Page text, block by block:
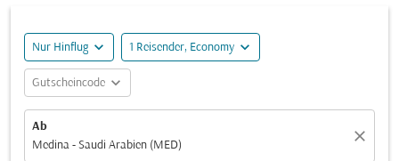
Nur Hinflug expand_more 1 Reisender, Economy expand_more
Gutscheincode expand_more
Ab
Medina - Saudi Arabien (MED)
close